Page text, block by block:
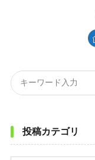
投稿カテゴリ